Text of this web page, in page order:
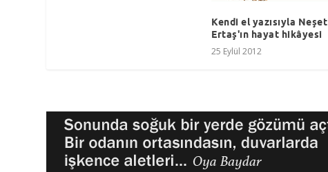
Kendi el yazısıyla Neşet
Ertaş'ın hayat hikâyesi
25 Eylül 2012